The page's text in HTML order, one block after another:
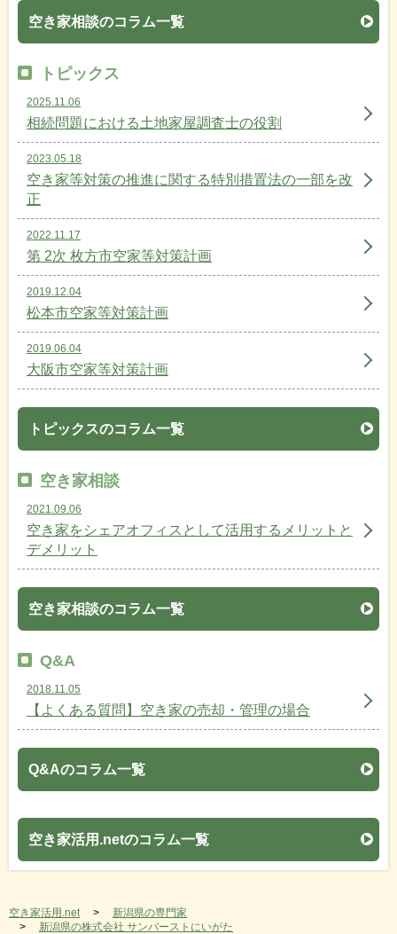
空き家相談のコラム一覧
トピックス
2025.11.06
相続問題における土地家屋調査士の役割
2023.05.18
空き家等対策の推進に関する特別措置法の一部を改
正
2022.11.17
第 2次 枚方市空家等対策計画
2019.12.04
松本市空家等対策計画
2019.06.04
大阪市空家等対策計画
トピックスのコラム一覧
空き家相談
2021.09.06
空き家をシェアオフィスとして活用するメリットと
デメリット
空き家相談のコラム一覧
Q&A
2018.11.05
【よくある質問】空き家の売却・管理の場合
Q&Aのコラム一覧
空き家活用.netのコラム一覧
空き家活用.net
新潟県の専門家
新潟県の株式会社 サンバーストにいがた